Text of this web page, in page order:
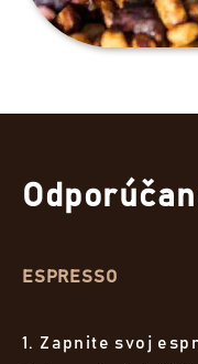
ESPRESSO
1. Zapnite svoj